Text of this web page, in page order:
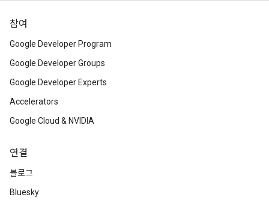
참여
Google Developer Program
Google Developer Groups
Google Developer Experts
Accelerators
Google Cloud & NVIDIA
연결
블로그
Bluesky